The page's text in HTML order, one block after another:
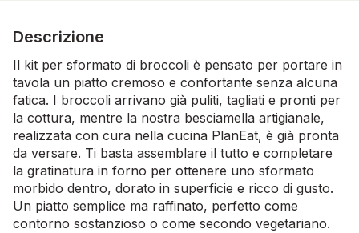
Descrizione
Il kit per sformato di broccoli è pensato per portare in
tavola un piatto cremoso e confortante senza alcuna
fatica. I broccoli arrivano già puliti, tagliati e pronti per
la cottura, mentre la nostra besciamella artigianale,
realizzata con cura nella cucina PlanEat, è già pronta
da versare. Ti basta assemblare il tutto e completare
la gratinatura in forno per ottenere uno sformato
morbido dentro, dorato in superficie e ricco di gusto.
Un piatto semplice ma raffinato, perfetto come
contorno sostanzioso o come secondo vegetariano.